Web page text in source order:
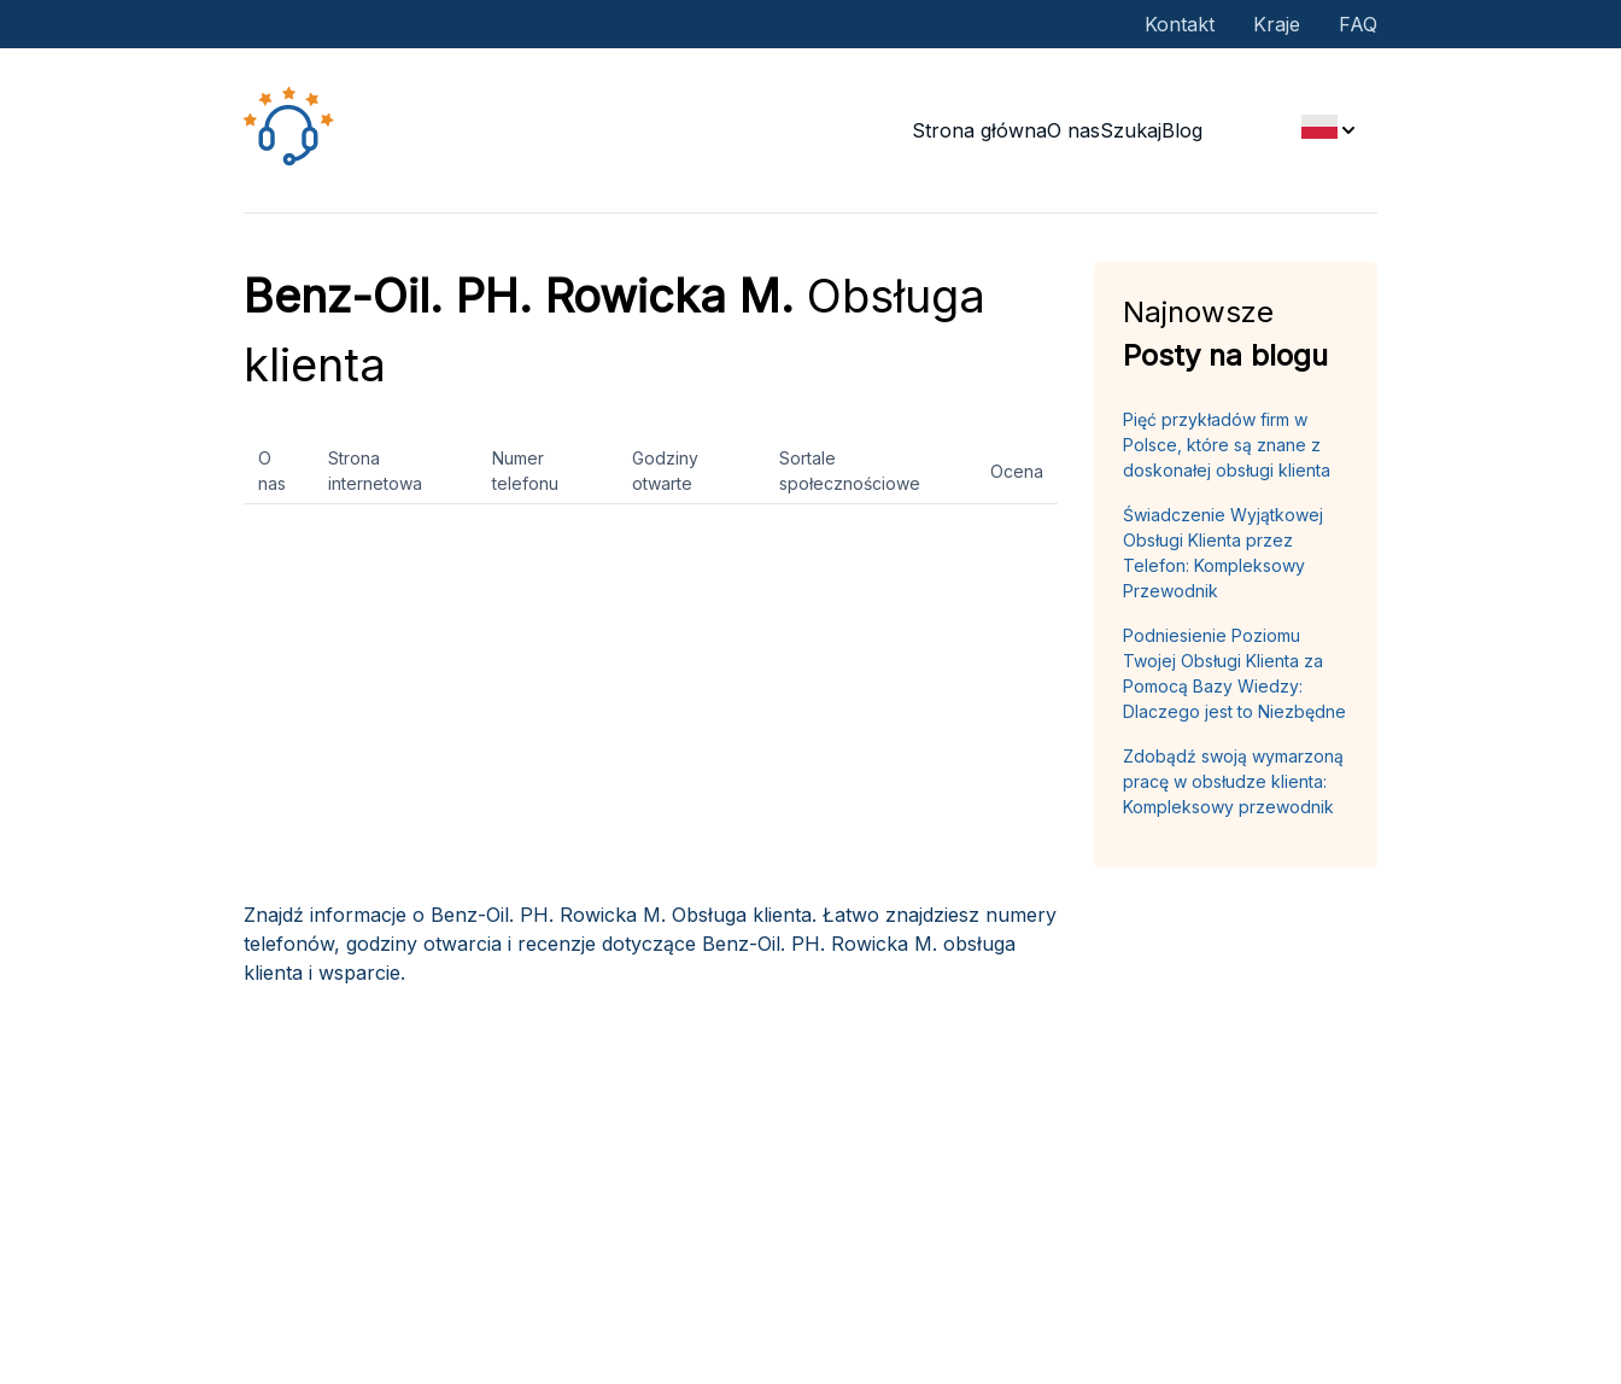
Kontakt Kraje FAQ
Strona głównaO nasSzukajBlog
Benz-Oil. PH. Rowicka M. Obsługa
klienta
O
nas
Strona
internetowa
Numer
telefonu
Godziny
otwarte
Sortale
społecznościowe
Ocena
Znajdź informacje o Benz-Oil. PH. Rowicka M. Obsługa klienta. Łatwo znajdziesz numery
telefonów, godziny otwarcia i recenzje dotyczące Benz-Oil. PH. Rowicka M. obsługa
klienta i wsparcie.
Najnowsze
Posty na blogu
Pięć przykładów firm w
Polsce, które są znane z
doskonałej obsługi klienta
Świadczenie Wyjątkowej
Obsługi Klienta przez
Telefon: Kompleksowy
Przewodnik
Podniesienie Poziomu
Twojej Obsługi Klienta za
Pomocą Bazy Wiedzy:
Dlaczego jest to Niezbędne
Zdobądź swoją wymarzoną
pracę w obsłudze klienta:
Kompleksowy przewodnik